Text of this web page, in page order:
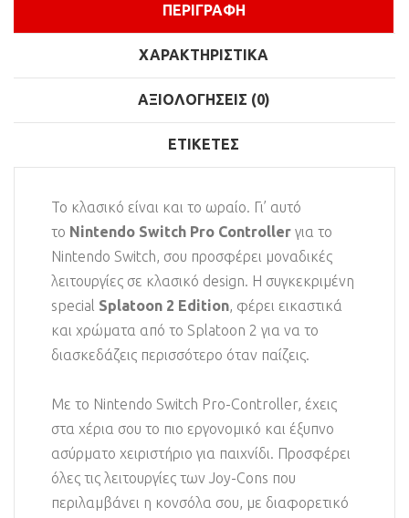
ΠΕΡΙΓΡΑΦΉ
ΧΑΡΑΚΤΗΡΙΣΤΙΚΆ
ΑΞΙΟΛΟΓΉΣΕΙΣ (0)
ΕΤΙΚΈΤΕΣ
Το κλασικό είναι και το ωραίο. Γι’ αυτό
το Nintendo Switch Pro Controller για το
Nintendo Switch, σου προσφέρει μοναδικές
λειτουργίες σε κλασικό design. Η συγκεκριμένη
special Splatoon 2 Edition, φέρει εικαστικά
και χρώματα από το Splatoon 2 για να το
διασκεδάζεις περισσότερο όταν παίζεις.
Με το Nintendo Switch Pro-Controller, έχεις
στα χέρια σου το πιο εργονομικό και έξυπνο
ασύρματο χειριστήριο για παιχνίδι. Προσφέρει
όλες τις λειτουργίες των Joy-Cons που
περιλαμβάνει η κονσόλα σου, με διαφορετικό